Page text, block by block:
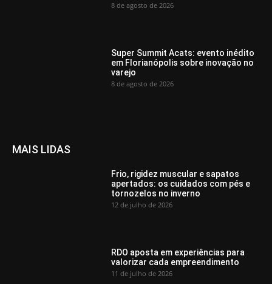
8 de agosto de 2026
Super Summit Acats: evento inédito
em Florianópolis sobre inovação no
varejo
8 de agosto de 2026
MAIS LIDAS
Frio, rigidez muscular e sapatos
apertados: os cuidados com pés e
tornozelos no inverno
12 de julho de 2026
RDO aposta em experiências para
valorizar cada empreendimento
11 de julho de 2026